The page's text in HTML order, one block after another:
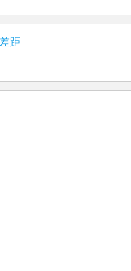
距